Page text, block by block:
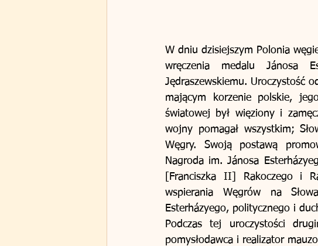
W dniu dzisiejszym Polonia
wręczenia medalu Jánosa
Jędraszewskiemu. Uroczystość
mającym korzenie polskie,
światowej był więziony i
wojny pomagał wszystkim;
Węgry. Swoją postawą
Nagroda im. Jánosa
[Franciszka II] Rakoczego i
wspierania Węgrów na
Esterházyego, politycznego i
Podczas tej uroczystości
pomysłodawca i realizator